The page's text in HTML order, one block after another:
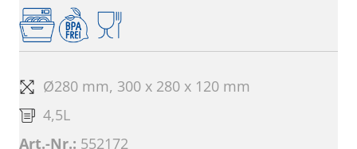
Ø280 mm, 300 x 280 x 120 mm
4,5L
Art.-Nr.: 552172